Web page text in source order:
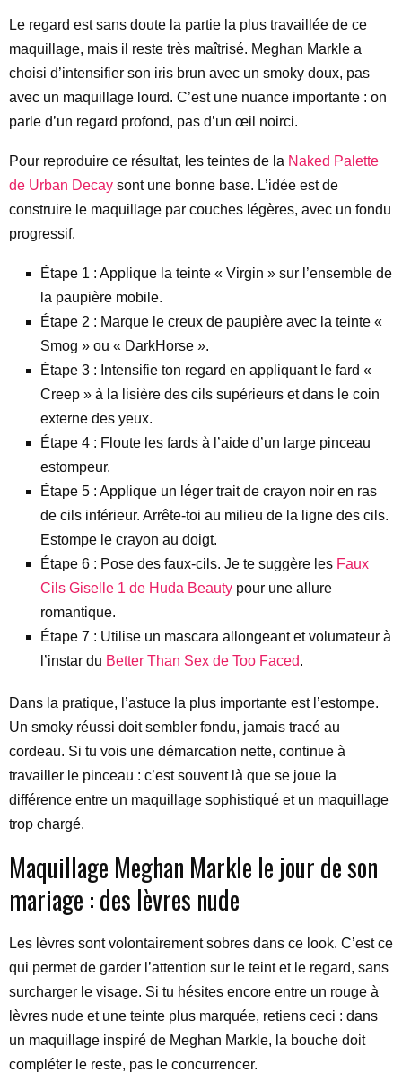
Le regard est sans doute la partie la plus travaillée de ce
maquillage, mais il reste très maîtrisé. Meghan Markle a
choisi d’intensifier son iris brun avec un smoky doux, pas
avec un maquillage lourd. C’est une nuance importante : on
parle d’un regard profond, pas d’un œil noirci.
Pour reproduire ce résultat, les teintes de la Naked Palette
de Urban Decay sont une bonne base. L’idée est de
construire le maquillage par couches légères, avec un fondu
progressif.
Étape 1 : Applique la teinte « Virgin » sur l’ensemble de
la paupière mobile.
Étape 2 : Marque le creux de paupière avec la teinte «
Smog » ou « DarkHorse ».
Étape 3 : Intensifie ton regard en appliquant le fard «
Creep » à la lisière des cils supérieurs et dans le coin
externe des yeux.
Étape 4 : Floute les fards à l’aide d’un large pinceau
estompeur.
Étape 5 : Applique un léger trait de crayon noir en ras
de cils inférieur. Arrête-toi au milieu de la ligne des cils.
Estompe le crayon au doigt.
Étape 6 : Pose des faux-cils. Je te suggère les Faux
Cils Giselle 1 de Huda Beauty pour une allure
romantique.
Étape 7 : Utilise un mascara allongeant et volumateur à
l’instar du Better Than Sex de Too Faced.
Dans la pratique, l’astuce la plus importante est l’estompe.
Un smoky réussi doit sembler fondu, jamais tracé au
cordeau. Si tu vois une démarcation nette, continue à
travailler le pinceau : c’est souvent là que se joue la
différence entre un maquillage sophistiqué et un maquillage
trop chargé.
Maquillage Meghan Markle le jour de son
mariage : des lèvres nude
Les lèvres sont volontairement sobres dans ce look. C’est ce
qui permet de garder l’attention sur le teint et le regard, sans
surcharger le visage. Si tu hésites encore entre un rouge à
lèvres nude et une teinte plus marquée, retiens ceci : dans
un maquillage inspiré de Meghan Markle, la bouche doit
compléter le reste, pas le concurrencer.